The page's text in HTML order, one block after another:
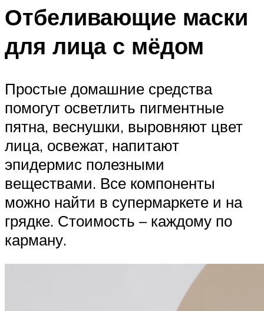
Отбеливающие маски
для лица с мёдом
Простые домашние средства
помогут осветлить пигментные
пятна, веснушки, выровняют цвет
лица, освежат, напитают
эпидермис полезными
веществами. Все компоненты
можно найти в супермаркете и на
грядке. Стоимость – каждому по
карману.